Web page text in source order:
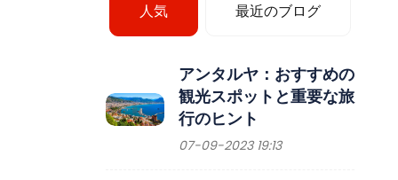
人気 最近のブログ
アンタルヤ：おすすめの
観光スポットと重要な旅
行のヒント
07-09-2023 19:13